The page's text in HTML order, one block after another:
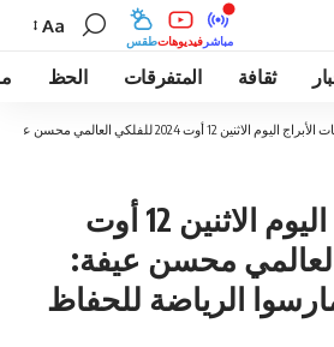
طقسفيديوهات مباشر
Aa
ثقافة المتفرقات الحظ
الاثنين 12 أوت 2024 للفلكي العالمي محسن عيفة: نصيحة لهؤلاء مارسوا الرياضة للحفاظ على صحتكم
توقعات الأبراج اليوم الاثنين 12 أوت
العالمي محسن عيفة:
الرياضة للحفاظ